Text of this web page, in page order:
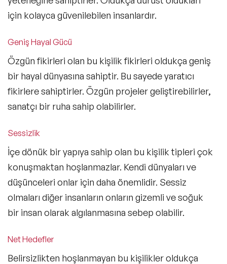
için kolayca güvenilebilen insanlardır.
Geniş Hayal Gücü
Özgün fikirleri olan bu kişilik fikirleri oldukça geniş
bir hayal dünyasına sahiptir. Bu sayede yaratıcı
fikirlere sahiptirler. Özgün projeler geliştirebilirler,
sanatçı bir ruha sahip olabilirler.
Sessizlik
İçe dönük bir yapıya sahip olan bu kişilik tipleri çok
konuşmaktan hoşlanmazlar. Kendi dünyaları ve
düşünceleri onlar için daha önemlidir. Sessiz
olmaları diğer insanların onların gizemli ve soğuk
bir insan olarak algılanmasına sebep olabilir.
Net Hedefler
Belirsizlikten hoşlanmayan bu kişilikler oldukça